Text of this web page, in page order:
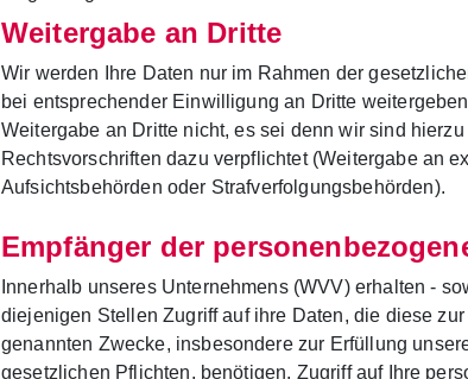
Weitergabe an Dritte
Wir werden Ihre Daten nur im Rahmen der
bei entsprechender Einwilligung an Dritte
Weitergabe an Dritte nicht, es sei denn wir sind
Rechtsvorschriften dazu verpflichtet (Weitergabe an
Aufsichtsbehörden oder Strafverfolgungsbehörden).
Empfänger der
Innerhalb unseres Unternehmens (WVV) erhalten -
diejenigen Stellen Zugriff auf ihre Daten, die diese
genannten Zwecke, insbesondere zur Erfüllung
gesetzlichen Pflichten, benötigen. Zugriff auf Ihre